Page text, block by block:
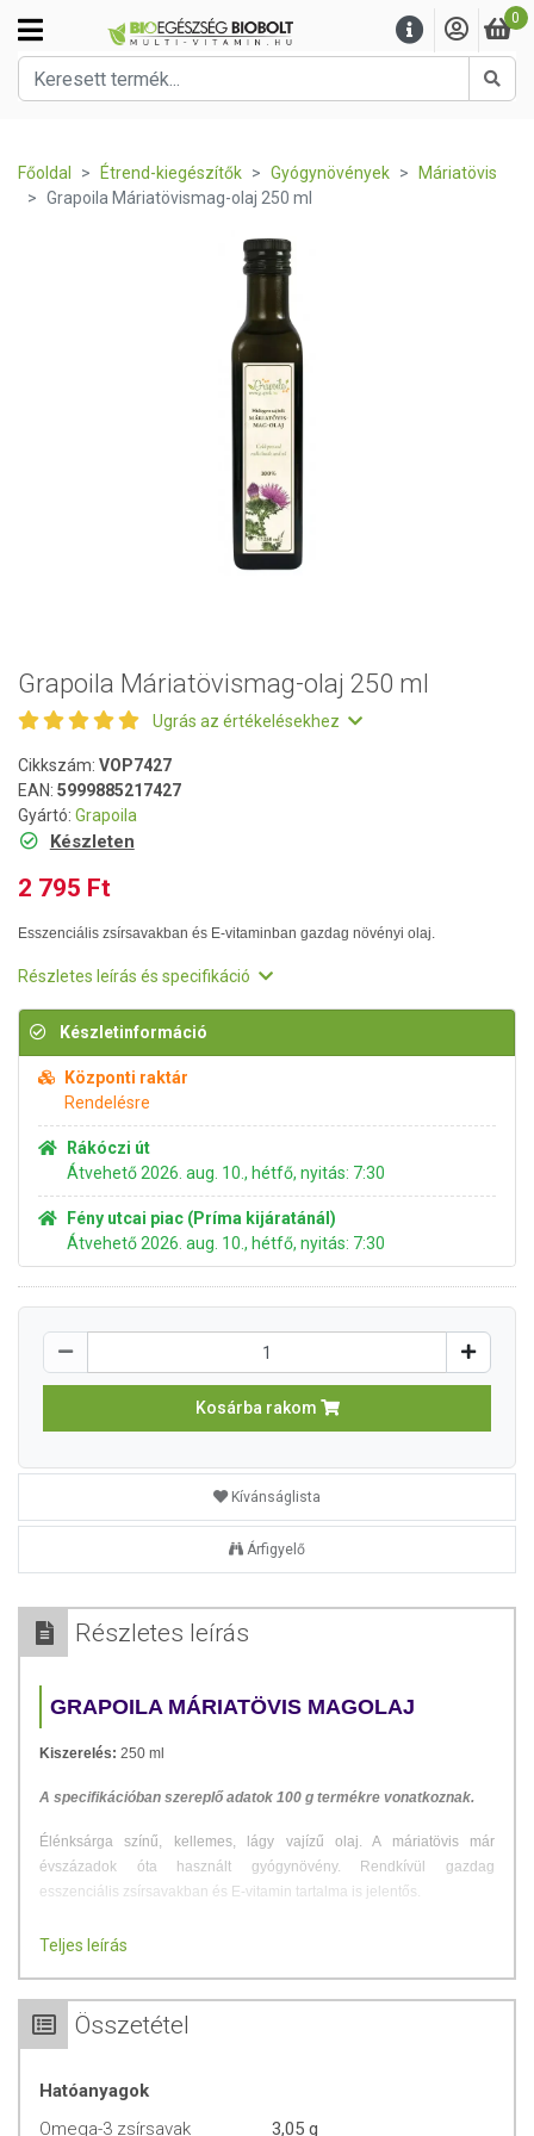
0
Főoldal Étrend-kiegészítők Gyógynövények
Máriatövis
Grapoila Máriatövismag-olaj 250 ml
Grapoila Máriatövismag-olaj 250 ml
Ugrás az értékelésekhez
Cikkszám: VOP7427
EAN: 5999885217427
Gyártó: Grapoila
Készleten
2 795 Ft
Esszenciális zsírsavakban és E-vitaminban gazdag növényi olaj.
Részletes leírás és specifikáció
Készletinformáció
Központi raktár
Rendelésre
Rákóczi út
Átvehető 2026. aug. 10., hétfő, nyitás: 7:30
Fény utcai piac (Príma kijáratánál)
Átvehető 2026. aug. 10., hétfő, nyitás: 7:30
Kosárba rakom
Kívánságlista
Árfigyelő
Részletes leírás
GRAPOILA MÁRIATÖVIS MAGOLAJ
Kiszerelés: 250 ml
A specifikációban szereplő adatok 100 g termékre vonatkoznak.
Élénksárga színű, kellemes, lágy vajízű olaj. A máriatövis már
évszázadok óta használt gyógynövény. Rendkívül gazdag
esszenciális zsírsavakban és E-vitamin tartalma is jelentős.
FELHASZNÁLÁS
ajánlott mennyiség 80 kg testsúlyig napi egy mokkáskanál, 80 kg
majonézhez vagy mustárral salátaöntethez is kiváló.
Teljes leírás
Összetétel
Hatóanyagok
Omega-3 zsírsavak
3,05 g